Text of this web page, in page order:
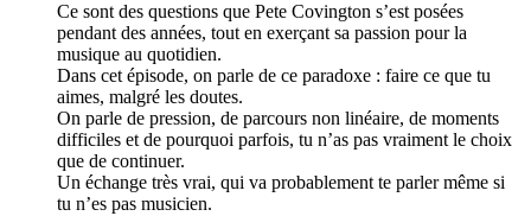
Ce sont des questions que Pete Covington s’est posées
pendant des années, tout en exerçant sa passion pour la
musique au quotidien.
Dans cet épisode, on parle de ce paradoxe : faire ce que tu
aimes, malgré les doutes.
On parle de pression, de parcours non linéaire, de moments
difficiles et de pourquoi parfois, tu n’as pas vraiment le choix
que de continuer.
Un échange très vrai, qui va probablement te parler même si
tu n’es pas musicien.